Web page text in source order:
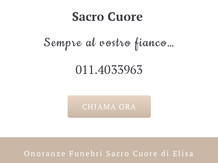
Sacro Cuore
Sempre al vostro fianco…
011.4033963
CHIAMA ORA
Onoranze Funebri Sacro Cuore di Elisa